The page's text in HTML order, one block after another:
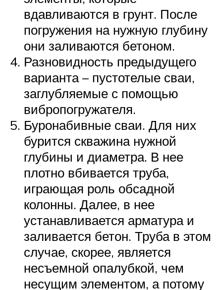
вдавливаются в грунт. После
погружения на нужную глубину
они заливаются бетоном.
Разновидность предыдущего
варианта – пустотелые сваи,
заглубляемые с помощью
вибропогружателя.
Буронабивные сваи. Для них
бурится скважина нужной
глубины и диаметра. В нее
плотно вбивается труба,
играющая роль обсадной
колонны. Далее, в нее
устанавливается арматура и
заливается бетон. Труба в этом
случае, скорее, является
несъемной опалубкой, чем
несущим элементом, а потому